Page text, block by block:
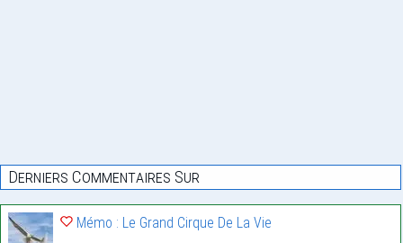
Derniers Commentaires Sur
Mémo : Le Grand Cirque De La Vie